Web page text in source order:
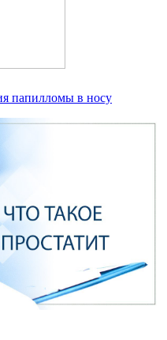
папилломы в носу